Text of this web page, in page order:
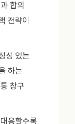
합의
전략이
성 있는
하는
창구
응할수록